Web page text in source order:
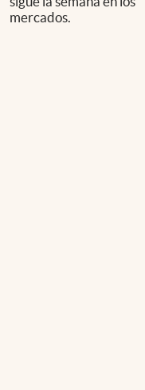
mercados.